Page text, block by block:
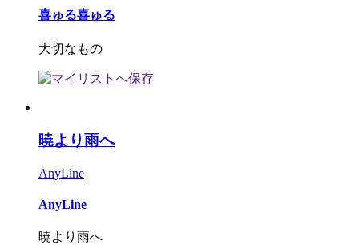
喜ゅる喜ゅる
大切なもの
暁より雨へ
AnyLine
AnyLine
暁より雨へ